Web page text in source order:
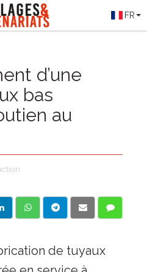
FR
d’une
bas
au
de tuyaux